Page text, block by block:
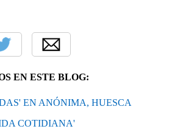
EN ESTE BLOG:
EN ANÓNIMA, HUESCA
COTIDIANA'